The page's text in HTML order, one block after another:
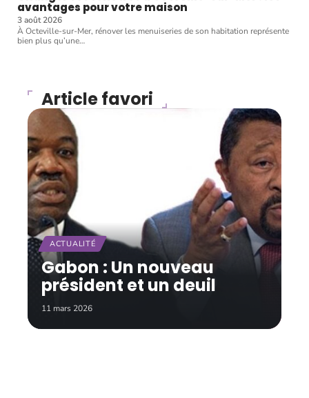
avantages pour votre maison
3 août 2026
À Octeville-sur-Mer, rénover les menuiseries de son habitation représente
bien plus qu’une…
Article favori
ACTUALITÉ
Gabon : Un nouveau
président et un deuil
11 mars 2026